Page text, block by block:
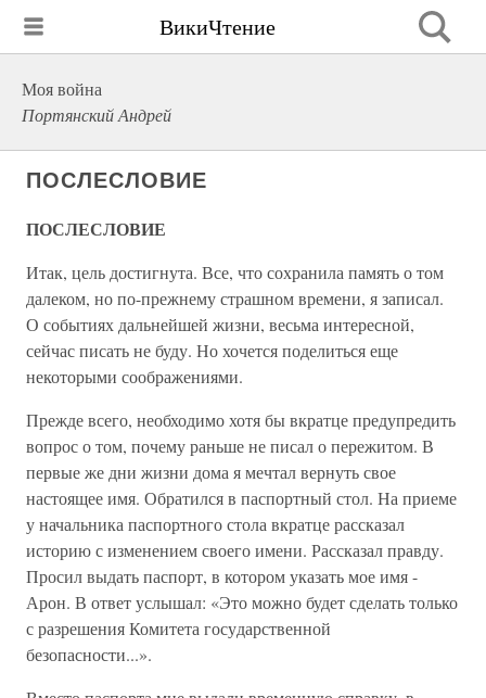
ВикиЧтение
Моя война
Портянский Андрей
ПОСЛЕСЛОВИЕ
ПОСЛЕСЛОВИЕ
Итак, цель достигнута. Все, что сохранила память о том
далеком, но по-прежнему страшном времени, я записал.
О событиях дальнейшей жизни, весьма ин­тересной,
сейчас писать не буду. Но хочется поделиться еще
некоторыми соображениями.
Прежде всего, необходимо хотя бы вкратце пре­дупредить
вопрос о том, почему раньше не писал о пережитом. В
первые же дни жизни дома я мечтал вер­нуть свое
настоящее имя. Обратился в паспортный стол. На приеме
у начальника паспортного стола вкрат­це рассказал
историю с изменением своего имени. Рассказал правду.
Просил выдать паспорт, в котором указать мое имя -
Арон. В ответ услышал: «Это мож­но будет сделать только
с разрешения Комитета госу­дарственной
безопасности...».